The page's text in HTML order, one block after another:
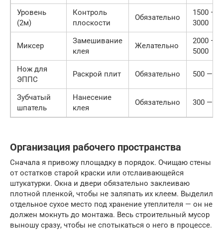
Уровень
(2м)
Контроль
плоскости
Обязательно
1500 —
3000
Миксер
Замешивание
клея
Желательно
2000 —
5000
Нож для
ЭППС
Раскрой плит Обязательно 500 —
Зубчатый
шпатель
Нанесение
клея
Обязательно 300 —
Организация рабочего пространства
Сначала я привожу площадку в порядок. Очищаю стены
от остатков старой краски или отслаивающейся
штукатурки. Окна и двери обязательно заклеиваю
плотной пленкой, чтобы не заляпать их клеем. Выделил
отдельное сухое место под хранение утеплителя — он не
должен мокнуть до монтажа. Весь строительный мусор
выношу сразу, чтобы не спотыкаться о него в процессе.